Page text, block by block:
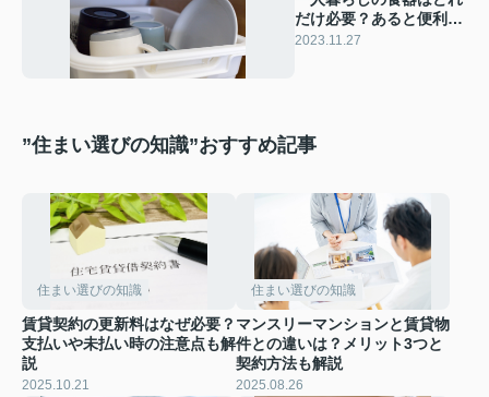
だけ必要？あると便利な
食器もご紹介！
2023.11.27
”住まい選びの知識”おすすめ記事
住まい選びの知識
賃貸契約の更新料はなぜ必要？
支払いや未払い時の注意点も解
説
2025.10.21
住まい選びの知識
マンスリーマンションと賃貸物
件との違いは？メリット3つと
契約方法も解説
2025.08.26